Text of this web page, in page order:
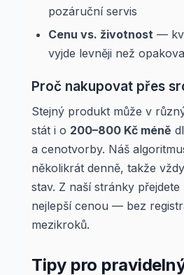
pozáruční servis
Cenu vs. životnost —
vyjde levněji než
Proč nakupovat přes
Stejný produkt může v
stát i o 200–800 Kč méně
a cenotvorby. Náš
několikrát denně, takže
stav. Z naší stránky
nejlepší cenou — bez
mezikroků.
Tipy pro